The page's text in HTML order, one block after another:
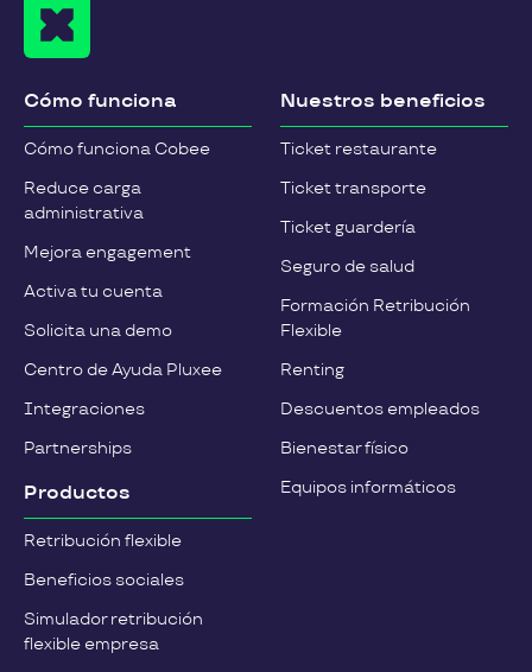
Cómo funciona
Cómo funciona Cobee
Reduce carga
administrativa
Mejora engagement
Activa tu cuenta
Solicita una demo
Centro de Ayuda Pluxee
Integraciones
Partnerships
Productos
Retribución flexible
Beneficios sociales
Simulador retribución
flexible empresa
Nuestros beneficios
Ticket restaurante
Ticket transporte
Ticket guardería
Seguro de salud
Formación Retribución
Flexible
Renting
Descuentos empleados
Bienestar físico
Equipos informáticos